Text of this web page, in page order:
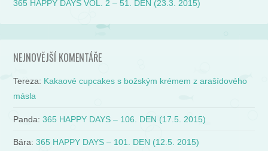
365 HAPPY DAYS VOL. 2 – 51. DEN (23.3. 2015)
NEJNOVĚJŠÍ KOMENTÁŘE
Tereza: Kakaové cupcakes s božským krémem z arašídového
másla
Panda:365 HAPPY DAYS – 106. DEN (17.5. 2015)
Bára:365 HAPPY DAYS – 101. DEN (12.5. 2015)